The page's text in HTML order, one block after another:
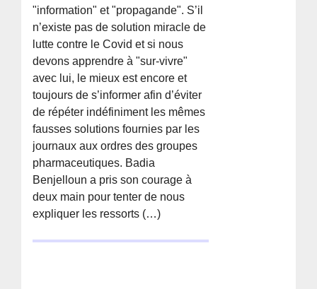
"information" et "propagande". S’il
n’existe pas de solution miracle de
lutte contre le Covid et si nous
devons apprendre à "sur-vivre"
avec lui, le mieux est encore et
toujours de s’informer afin d’éviter
de répéter indéfiniment les mêmes
fausses solutions fournies par les
journaux aux ordres des groupes
pharmaceutiques. Badia
Benjelloun a pris son courage à
deux main pour tenter de nous
expliquer les ressorts (…)